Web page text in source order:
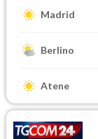
Madrid
Berlino
Atene